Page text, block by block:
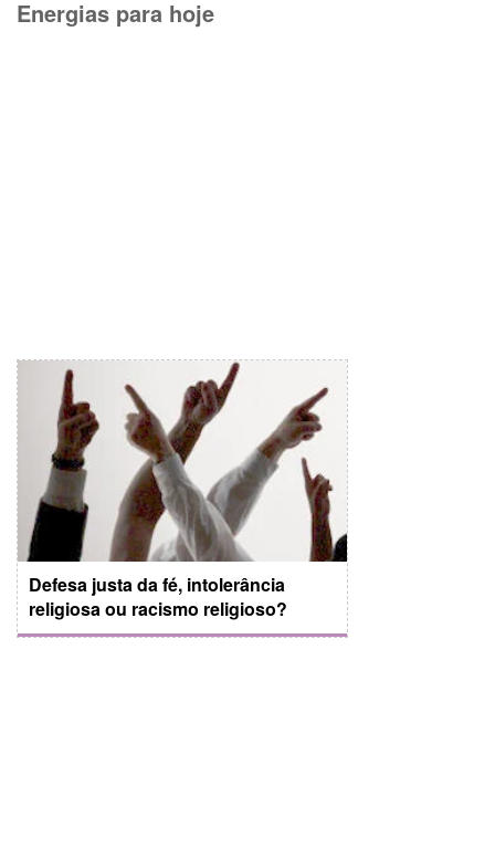
Energias para hoje
Defesa justa da fé, intolerância
religiosa ou racismo religioso?